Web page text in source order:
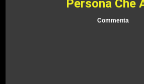
Persona Che
Commenta